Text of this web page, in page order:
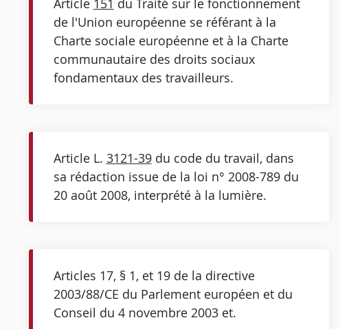
Article 151 du Traité sur le fonctionnement
de l'Union européenne se référant à la
Charte sociale européenne et à la Charte
communautaire des droits sociaux
fondamentaux des travailleurs.
Article L. 3121-39du code du travail, dans
sa rédaction issue de la loi n° 2008-789 du
20 août 2008, interprété à la lumière.
Articles 17, § 1, et 19 de la directive
2003/88/CE du Parlement européen et du
Conseil du 4 novembre 2003 et.